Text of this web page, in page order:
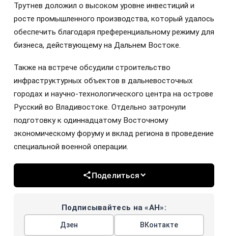
Трутнев доложил о высоком уровне инвестиций и
росте промышленного производства, который удалось
обеспечить благодаря преференциальному режиму для
бизнеса, действующему на Дальнем Востоке.
Также на встрече обсудили строительство
инфраструктурных объектов в дальневосточных
городах и научно-технологического центра на острове
Русский во Владивостоке. Отдельно затронули
подготовку к одиннадцатому Восточному
экономическому форуму и вклад региона в проведение
специальной военной операции.
Поделиться
Подписывайтесь на «АН»:
Дзен ВКонтакте